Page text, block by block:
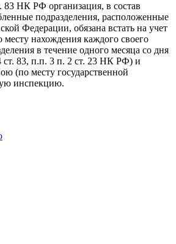
83 НК РФ организация, в состав
подразделения, расположенные
Федерации, обязана встать на учет
месту нахождения каждого своего
в течение одного месяца со дня
ст. 83, п.п. 3 п. 2 ст. 23 НК РФ) и
(по месту государственной
инспекцию.